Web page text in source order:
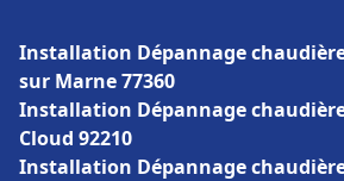
Installation Dépannage
sur Marne 77360
Installation Dépannage
Cloud 92210
Installation Dépannage